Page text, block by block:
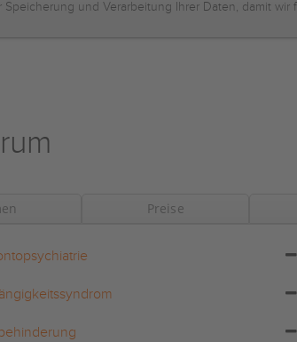
und Verarbeitung Ihrer Daten, damit
Preise